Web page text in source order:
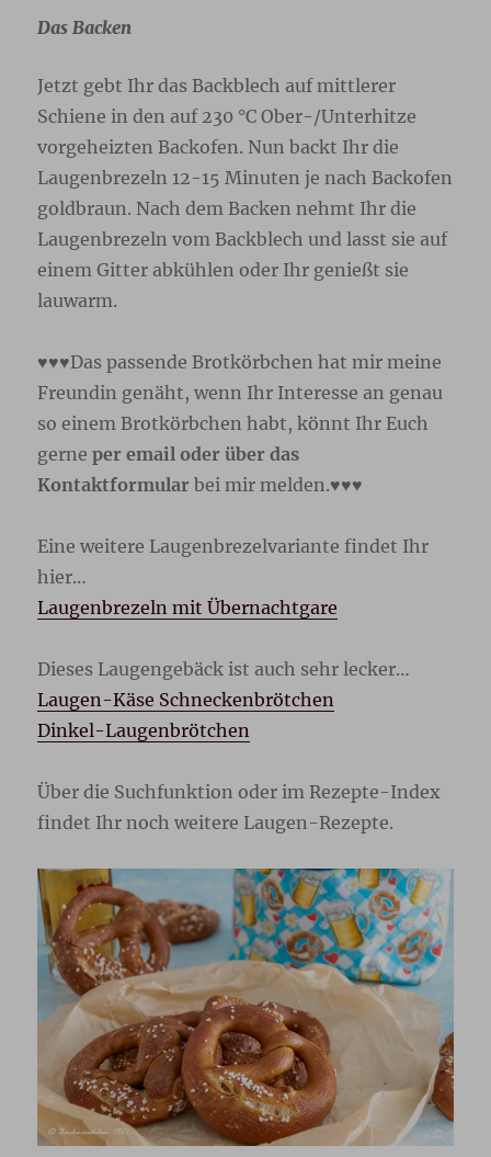
Das Backen
Jetzt gebt Ihr das Backblech auf mittlerer
Schiene in den auf 230 °C Ober-/Unterhitze
vorgeheizten Backofen. Nun backt Ihr die
Laugenbrezeln 12-15 Minuten je nach Backofen
goldbraun. Nach dem Backen nehmt Ihr die
Laugenbrezeln vom Backblech und lasst sie auf
einem Gitter abkühlen oder Ihr genießt sie
lauwarm.
♥♥♥Das passende Brotkörbchen hat mir meine
Freundin genäht, wenn Ihr Interesse an genau
so einem Brotkörbchen habt, könnt Ihr Euch
gerneper email oder über das
Kontaktformular bei mir melden.♥♥♥
Eine weitere Laugenbrezelvariante findet Ihr
hier…
Laugenbrezeln mit Übernachtgare
Dieses Laugengebäck ist auch sehr lecker…
Laugen-Käse Schneckenbrötchen
Dinkel-Laugenbrötchen
Über die Suchfunktion oder im Rezepte-Index
findet Ihr noch weitere Laugen-Rezepte.